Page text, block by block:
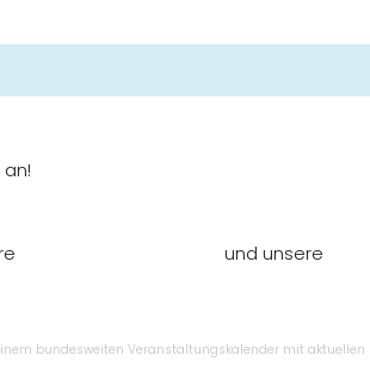
und unsere
bundesweiten Veranstaltungskalender mit aktuellen